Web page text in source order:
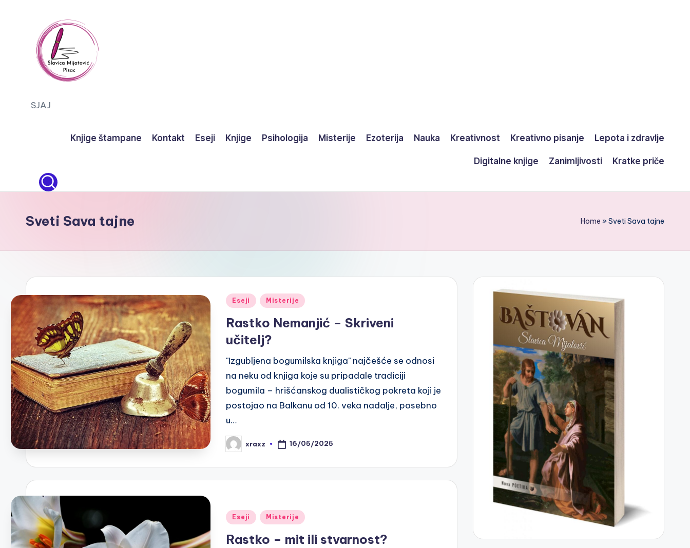
S
SJAJ
Knjige štampane Kontakt Eseji Knjige Psihologija Misterije Ezoterija Nauka Kreativnost Kreativno pisanje Lepota i zdravlje
Digitalne knjige Zanimljivosti Kratke priče
Sveti Sava tajne Home »Sveti Sava tajne
Posted
Eseji Misterije
Rastko Nemanjić – Skriveni
učitelj?
"Izgubljena bogumilska knjiga" najčešće se odnosi
na neku od knjiga koje su pripadale tradiciji
bogumila – hrišćanskog dualističkog pokreta koji je
postojao na Balkanu od 10. veka nadalje, posebno
u…
Posted
by
xraxz 16/05/2025
Posted
Eseji Misterije
Rastko – mit ili stvarnost?